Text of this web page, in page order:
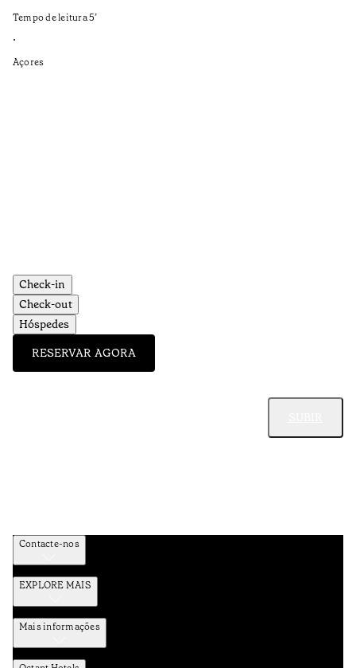
Tempo de leitura5’
•
Açores
Check-in
Check-out
Hóspedes
RESERVAR AGORA
Contacte-nos
EXPLORE MAIS
Mais informações